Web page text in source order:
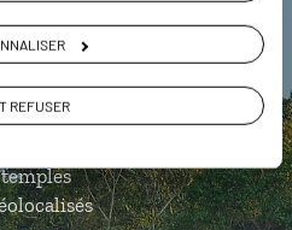
REFUSER
votre maison
restaurants de